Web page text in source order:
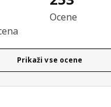
in komentar: 4.7 od
Ocene
Prikaži vse ocene